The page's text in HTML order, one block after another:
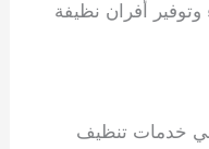
وتوفير أفران نظيفة
خدمات تنظيف